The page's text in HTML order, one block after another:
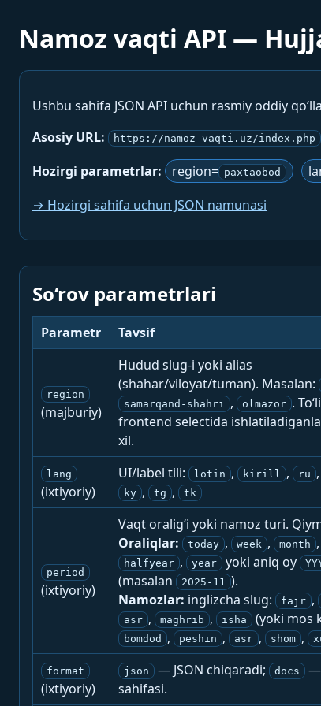
Namoz vaqti API —
Ushbu sahifa JSON API uchun rasmiy oddiy
Asosiy URL:
https://namoz-vaqti.uz/index.php
Hozirgi parametrlar: region= paxtaobod
→ Hozirgi sahifa uchun JSON namunasi
So‘rov parametrlari
Parametr Tavsif
region
(majburiy)
Hudud slug-i yoki alias
(shahar/viloyat/tuman). Masalan:
samarqand-shahri , olmazor .
frontend selectida
xil.
lang
(ixtiyoriy)
UI/label tili: lotin , kirill , ru ,
ky , tg , tk
period
(ixtiyoriy)
Vaqt oralig‘i yoki namoz turi.
Oraliqlar:
today , week , month ,
halfyear , year yoki aniq oy
(masalan 2025-11 ).
Namozlar: inglizcha slug: fajr ,
asr , maghrib , isha (yoki mos
bomdod , peshin , asr , shom ,
format
(ixtiyoriy)
json — JSON chiqaradi; docs
—
sahifasi.